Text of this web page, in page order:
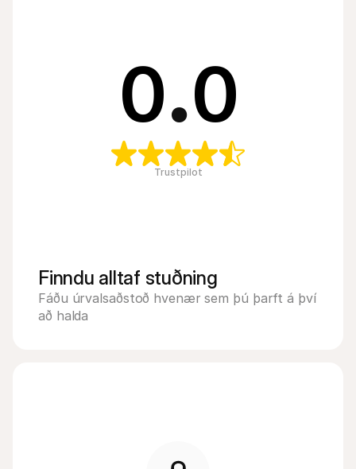
0.0
Trustpilot
Finndu alltaf stuðning
Fáðu úrvalsaðstoð hvenær sem þú þarft á því
að halda